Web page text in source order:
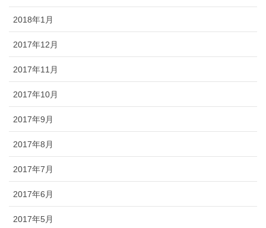
2018年1月
2017年12月
2017年11月
2017年10月
2017年9月
2017年8月
2017年7月
2017年6月
2017年5月